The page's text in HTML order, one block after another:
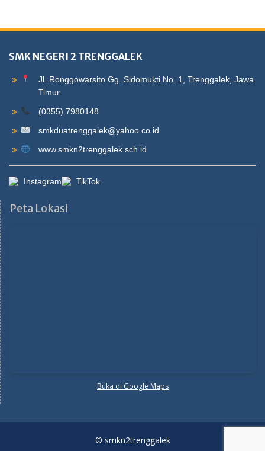
SMK NEGERI 2 TRENGGALEK
Jl. Ronggowarsito Gg. Sidomukti No. 1, Trenggalek, Jawa
Timur
(0355) 7980148
smkduatrenggalek@yahoo.co.id
www.smkn2trenggalek.sch.id
Instagram TikTok
Peta Lokasi
Buka di Google Maps
© smkn2trenggalek